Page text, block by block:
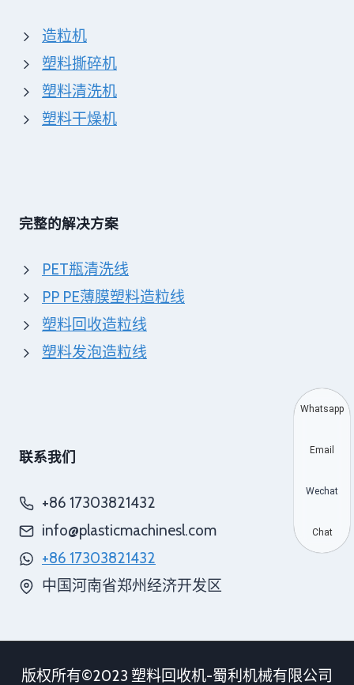
造粒机
塑料撕碎机
塑料清洗机
塑料干燥机
完整的解决方案
PET瓶清洗线
PP PE薄膜塑料造粒线
塑料回收造粒线
塑料发泡造粒线
联系我们
+86 17303821432
info@plasticmachinesl.com
+86 17303821432
中国河南省郑州经济开发区
版权所有©2023 塑料回收机-蜀利机械有限公司
Whatsapp
Email
Wechat
Chat